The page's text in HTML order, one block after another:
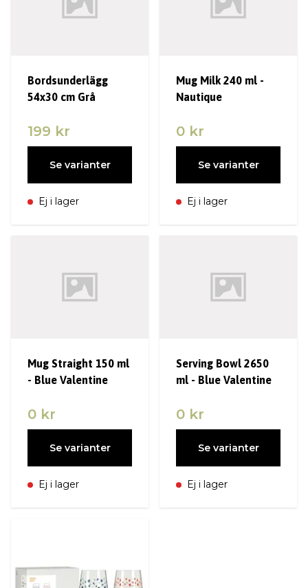
Bordsunderlägg
54x30 cm Grå
199 kr
Se varianter
Ej i lager
Mug Milk 240 ml -
Nautique
0 kr
Se varianter
Ej i lager
Mug Straight 150 ml
- Blue Valentine
0 kr
Se varianter
Ej i lager
Serving Bowl 2650
ml - Blue Valentine
0 kr
Se varianter
Ej i lager